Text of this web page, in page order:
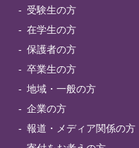
受験生の方
在学生の方
保護者の方
卒業生の方
地域・一般の方
企業の方
報道・メディア関係の方